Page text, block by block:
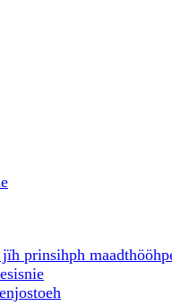
prinsihph